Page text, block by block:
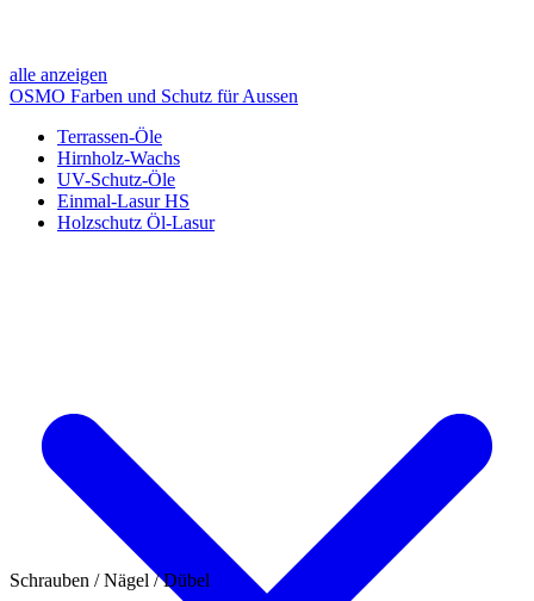
alle anzeigen
OSMO Farben und Schutz für Aussen
Terrassen-Öle
Hirnholz-Wachs
UV-Schutz-Öle
Einmal-Lasur HS
Holzschutz Öl-Lasur
Schrauben / Nägel / Dübel